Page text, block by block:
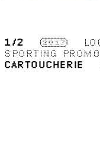
1 /2 2017
SPORTING